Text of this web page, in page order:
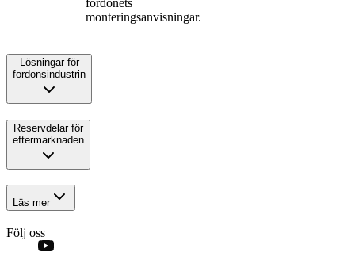
monteringsanvisningar.
Lösningar för
fordonsindustrin
Reservdelar för
eftermarknaden
Läs mer
Följ oss